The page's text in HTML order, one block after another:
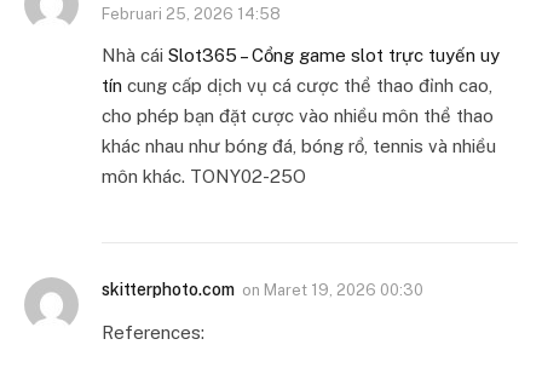
Februari 25, 2026 14:58
Nhà cái Slot365 – Cổng game slot trực tuyến uy
tín cung cấp dịch vụ cá cược thể thao đỉnh cao,
cho phép bạn đặt cược vào nhiều môn thể thao
khác nhau như bóng đá, bóng rổ, tennis và nhiều
môn khác. TONY02-25O
skitterphoto.com on Maret 19, 2026 00:30
References: